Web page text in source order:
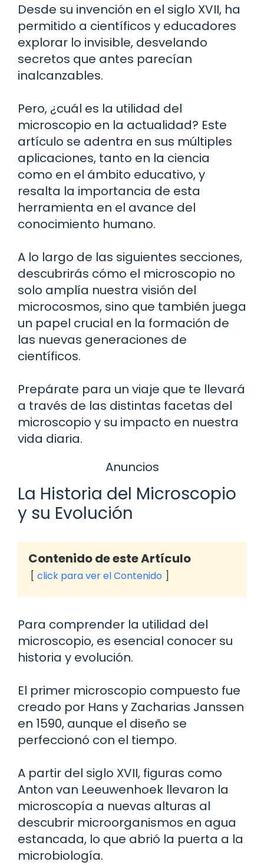
Desde su invención en el siglo XVII, ha
permitido a científicos y educadores
explorar lo invisible, desvelando
secretos que antes parecían
inalcanzables.
Pero, ¿cuál es la utilidad del
microscopio en la actualidad? Este
artículo se adentra en sus múltiples
aplicaciones, tanto en la ciencia
como en el ámbito educativo, y
resalta la importancia de esta
herramienta en el avance del
conocimiento humano.
A lo largo de las siguientes secciones,
descubrirás cómo el microscopio no
solo amplía nuestra visión del
microcosmos, sino que también juega
un papel crucial en la formación de
las nuevas generaciones de
científicos.
Prepárate para un viaje que te llevará
a través de las distintas facetas del
microscopio y su impacto en nuestra
vida diaria.
Anuncios
La Historia del Microscopio
y su Evolución
Contenido de este Artículo
click para ver el Contenido
Para comprender la utilidad del
microscopio, es esencial conocer su
historia y evolución.
El primer microscopio compuesto fue
creado por Hans y Zacharias Janssen
en 1590, aunque el diseño se
perfeccionó con el tiempo.
A partir del siglo XVII, figuras como
Anton van Leeuwenhoek llevaron la
microscopía a nuevas alturas al
descubrir microorganismos en agua
estancada, lo que abrió la puerta a la
microbiología.